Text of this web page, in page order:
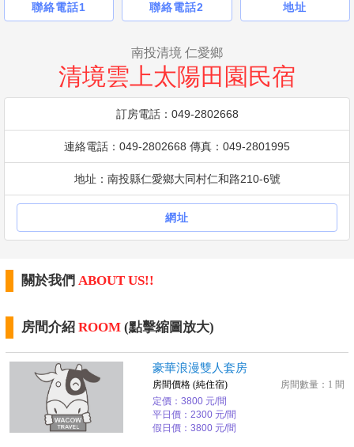
聯絡電話1 聯絡電話2 地址
南投清境 仁愛鄉
清境雲上太陽田園民宿
訂房電話：049-2802668
連絡電話：049-2802668 傳真：049-2801995
地址：南投縣仁愛鄉大同村仁和路210-6號
網址
關於我們 ABOUT US!!
房間介紹 ROOM (點擊縮圖放大)
豪華浪漫雙人套房
房間數量：1 間
房間價格 (純住宿)
定價：3800 元/間
平日價：2300 元/間
假日價：3800 元/間